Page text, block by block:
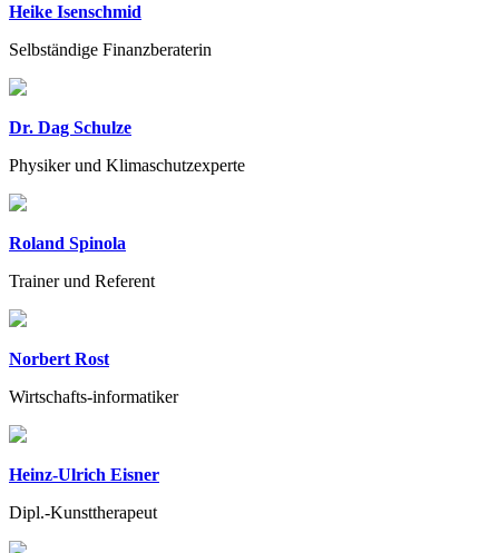
Heike Isenschmid
Selbständige Finanzberaterin
Dr. Dag Schulze
Physiker und Klimaschutzexperte
Roland Spinola
Trainer und Referent
Norbert Rost
Wirtschafts-informatiker
Heinz-Ulrich Eisner
Dipl.-Kunsttherapeut